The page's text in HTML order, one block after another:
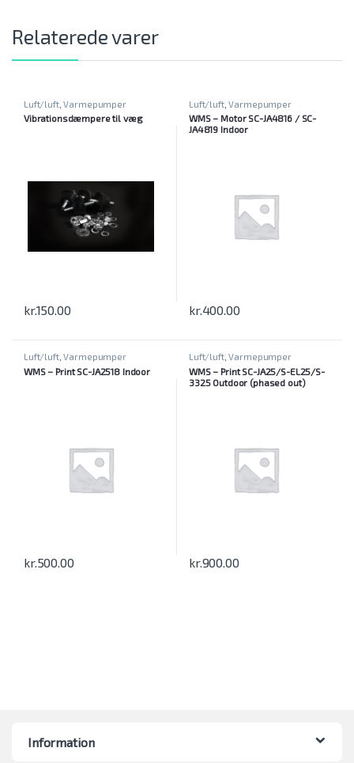
Relaterede varer
Luft/luft,Varmepumper
Vibrationsdæmpere til væg
kr.150.00
Luft/luft,Varmepumper
WMS – Motor SC-JA4816 / SC-
JA4819 Indoor
kr.400.00
Luft/luft,Varmepumper
WMS – Print SC-JA2518 Indoor
kr.500.00
Luft/luft,Varmepumper
WMS – Print SC-JA25/S-EL25/S-
3325 Outdoor (phased out)
kr.900.00
Information